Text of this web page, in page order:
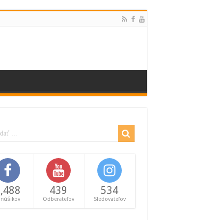
439
Odberateľov
534
Sledovateľov